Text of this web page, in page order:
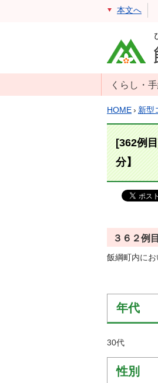
本文へ
くらし・
戸籍・住民
住民登録
戸籍届出
届出
年金・保険
税金
環境・ゴミ
上下水道
ペット・動
HOME› 新型
[362例
分】
３６２例目
飯綱町内に
年代
30代
性別